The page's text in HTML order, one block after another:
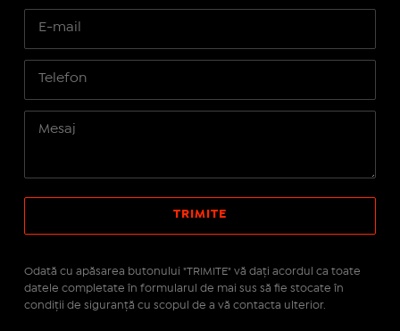
Odată cu apăsarea butonului "TRIMITE" vă daţi acordul ca toate
datele completate în formularul de mai sus să fie stocate în
condiţii de siguranţă cu scopul de a vă contacta ulterior.